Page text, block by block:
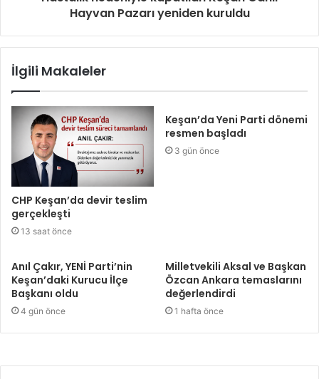
Hayvan Pazarı yeniden kuruldu
İlgili Makaleler
CHP Keşan’da devir teslim
gerçekleşti
13 saat önce
Keşan’da Yeni Parti dönemi
resmen başladı
3 gün önce
Anıl Çakır, YENİ Parti’nin
Keşan’daki Kurucu İlçe
Başkanı oldu
4 gün önce
Milletvekili Aksal ve Başkan
Özcan Ankara temaslarını
değerlendirdi
1 hafta önce